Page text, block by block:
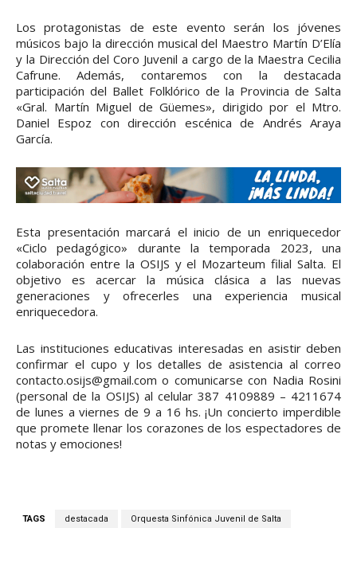
Los protagonistas de este evento serán los jóvenes
músicos bajo la dirección musical del Maestro Martín D’Elía
y la Dirección del Coro Juvenil a cargo de la Maestra Cecilia
Cafrune. Además, contaremos con la destacada
participación del Ballet Folklórico de la Provincia de Salta
«Gral. Martín Miguel de Güemes», dirigido por el Mtro.
Daniel Espoz con dirección escénica de Andrés Araya
García.
Esta presentación marcará el inicio de un enriquecedor
«Ciclo pedagógico» durante la temporada 2023, una
colaboración entre la OSIJS y el Mozarteum filial Salta. El
objetivo es acercar la música clásica a las nuevas
generaciones y ofrecerles una experiencia musical
enriquecedora.
Las instituciones educativas interesadas en asistir deben
confirmar el cupo y los detalles de asistencia al correo
contacto.osijs@gmail.com o comunicarse con Nadia Rosini
(personal de la OSIJS) al celular 387 4109889 – 4211674
de lunes a viernes de 9 a 16 hs. ¡Un concierto imperdible
que promete llenar los corazones de los espectadores de
notas y emociones!
TAGS destacada Orquesta Sinfónica Juvenil de Salta